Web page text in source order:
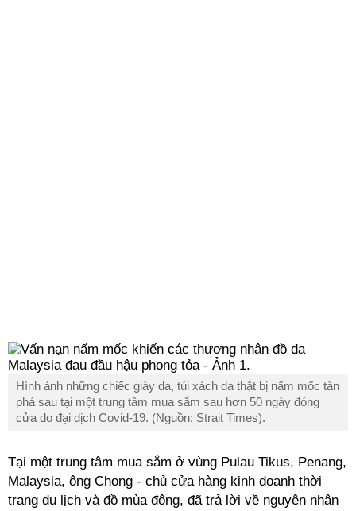
Hình ảnh những chiếc giày da, túi xách da thật bị nấm mốc tàn
phá sau tại một trung tâm mua sắm sau hơn 50 ngày đóng
cửa do đại dịch Covid-19. (Nguồn: Strait Times).
Tại một trung tâm mua sắm ở vùng Pulau Tikus, Penang,
Malaysia, ông Chong - chủ cửa hàng kinh doanh thời
trang du lịch và đồ mùa đông, đã trả lời về nguyên nhân